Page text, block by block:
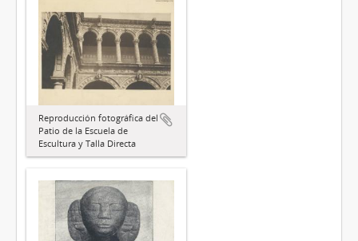
Reproducción fotográfica del
Patio de la Escuela de
Escultura y Talla Directa